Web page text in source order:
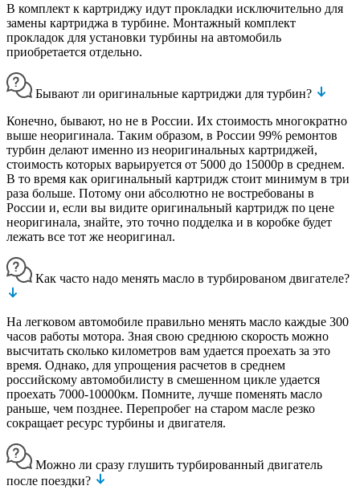
В комплект к картриджу идут прокладки исключительно для
замены картриджа в турбине. Монтажный комплект
прокладок для установки турбины на автомобиль
приобретается отдельно.
Бывают ли оригинальные картриджи для турбин?
Конечно, бывают, но не в России. Их стоимость многократно
выше неоригинала. Таким образом, в России 99% ремонтов
турбин делают именно из неоригинальных картриджей,
стоимость которых варьируется от 5000 до 15000р в среднем.
В то время как оригинальный картридж стоит минимум в три
раза больше. Потому они абсолютно не востребованы в
России и, если вы видите оригинальный картридж по цене
неоригинала, знайте, это точно подделка и в коробке будет
лежать все тот же неоригинал.
Как часто надо менять масло в турбированом двигателе?
На легковом автомобиле правильно менять масло каждые 300
часов работы мотора. Зная свою среднюю скорость можно
высчитать сколько километров вам удается проехать за это
время. Однако, для упрощения расчетов в среднем
российскому автомобилисту в смешенном цикле удается
проехать 7000-10000км. Помните, лучше поменять масло
раньше, чем позднее. Перепробег на старом масле резко
сокращает ресурс турбины и двигателя.
Можно ли сразу глушить турбированный двигатель
после поездки?